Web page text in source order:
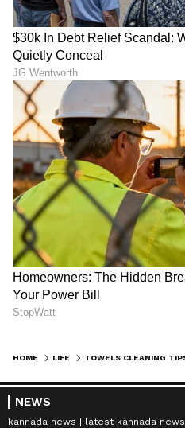
HOME LIFE
NEWS
kannada news latest kannada news